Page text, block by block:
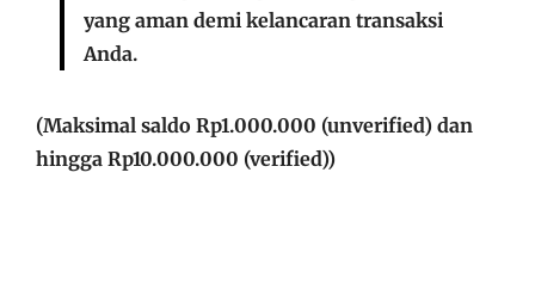
yang aman demi kelancaran transaksi
Anda.
(Maksimal saldo Rp1.000.000 (unverified) dan
hingga Rp10.000.000 (verified))